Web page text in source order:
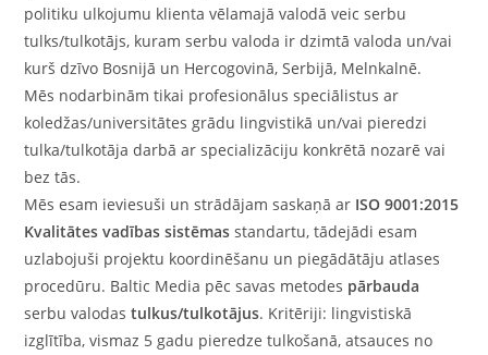
politiku ulkojumu klienta vēlamajā valodā veic serbu
tulks/tulkotājs, kuram serbu valoda ir dzimtā valoda un/vai
kurš dzīvo Bosnijā un Hercogovinā, Serbijā, Melnkalnē.
Mēs nodarbinām tikai profesionālus speciālistus ar
koledžas/universitātes grādu lingvistikā un/vai pieredzi
tulka/tulkotāja darbā ar specializāciju konkrētā nozarē vai
bez tās.
Mēs esam ieviesuši un strādājam saskaņā ar ISO 9001:2015
Kvalitātes vadības sistēmas standartu, tādejādi esam
uzlabojuši projektu koordinēšanu un piegādātāju atlases
procedūru. Baltic Media pēc savas metodes pārbauda
serbu valodastulkus/tulkotājus. Kritēriji: lingvistiskā
izglītība, vismaz 5 gadu pieredze tulkošanā, atsauces no